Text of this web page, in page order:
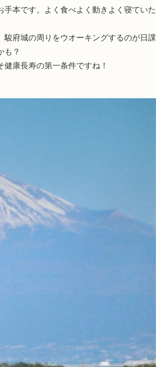
本です。よく食べよく動きよく寝ていた
府城の周りをウオーキングするのが日課
も？
康長寿の第一条件ですね！